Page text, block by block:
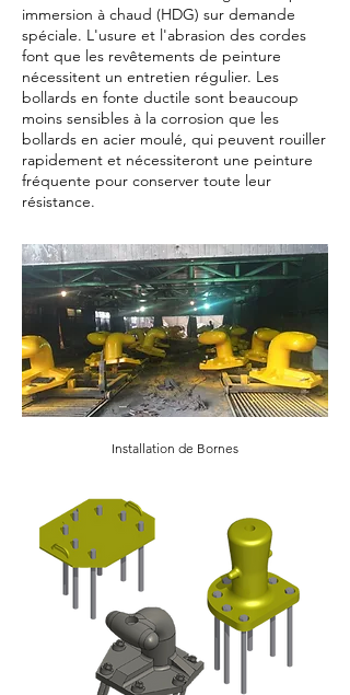
immersion à chaud (HDG) sur demande
spéciale. L'usure et l'abrasion des cordes
font que les revêtements de peinture
nécessitent un entretien régulier. Les
bollards en fonte ductile sont beaucoup
moins sensibles à la corrosion que les
bollards en acier moulé, qui peuvent rouiller
rapidement et nécessiteront une peinture
fréquente pour conserver toute leur
résistance.
Installation de Bornes